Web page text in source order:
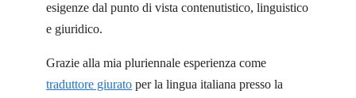
esigenze dal punto di vista contenutistico, linguistico
e giuridico.
Grazie alla mia pluriennale esperienza come
traduttore giurato per la lingua italiana presso la